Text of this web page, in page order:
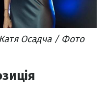
Осадча / Фото